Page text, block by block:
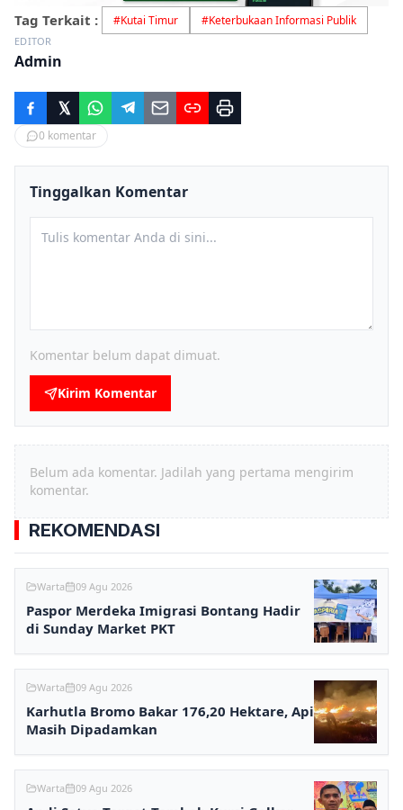
Tag Terkait : #Kutai Timur #Keterbukaan Informasi Publik
EDITOR
Admin
0 komentar
Tinggalkan Komentar
Komentar belum dapat dimuat.
Kirim Komentar
Belum ada komentar. Jadilah yang pertama mengirim
komentar.
REKOMENDASI
Warta 09 Agu 2026
Paspor Merdeka Imigrasi Bontang Hadir
di Sunday Market PKT
Warta 09 Agu 2026
Karhutla Bromo Bakar 176,20 Hektare, Api
Masih Dipadamkan
Warta 09 Agu 2026